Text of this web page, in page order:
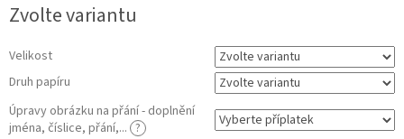
cena:
Zvolte variantu
Velikost
Druh papíru
Úpravy obrázku na přání - doplnění
jména, číslice, přání,... ?